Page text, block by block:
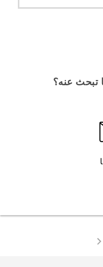
تبحث عنه؟